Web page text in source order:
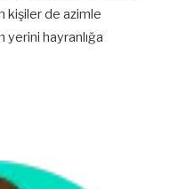
kişiler de azimle
yerini hayranlığa